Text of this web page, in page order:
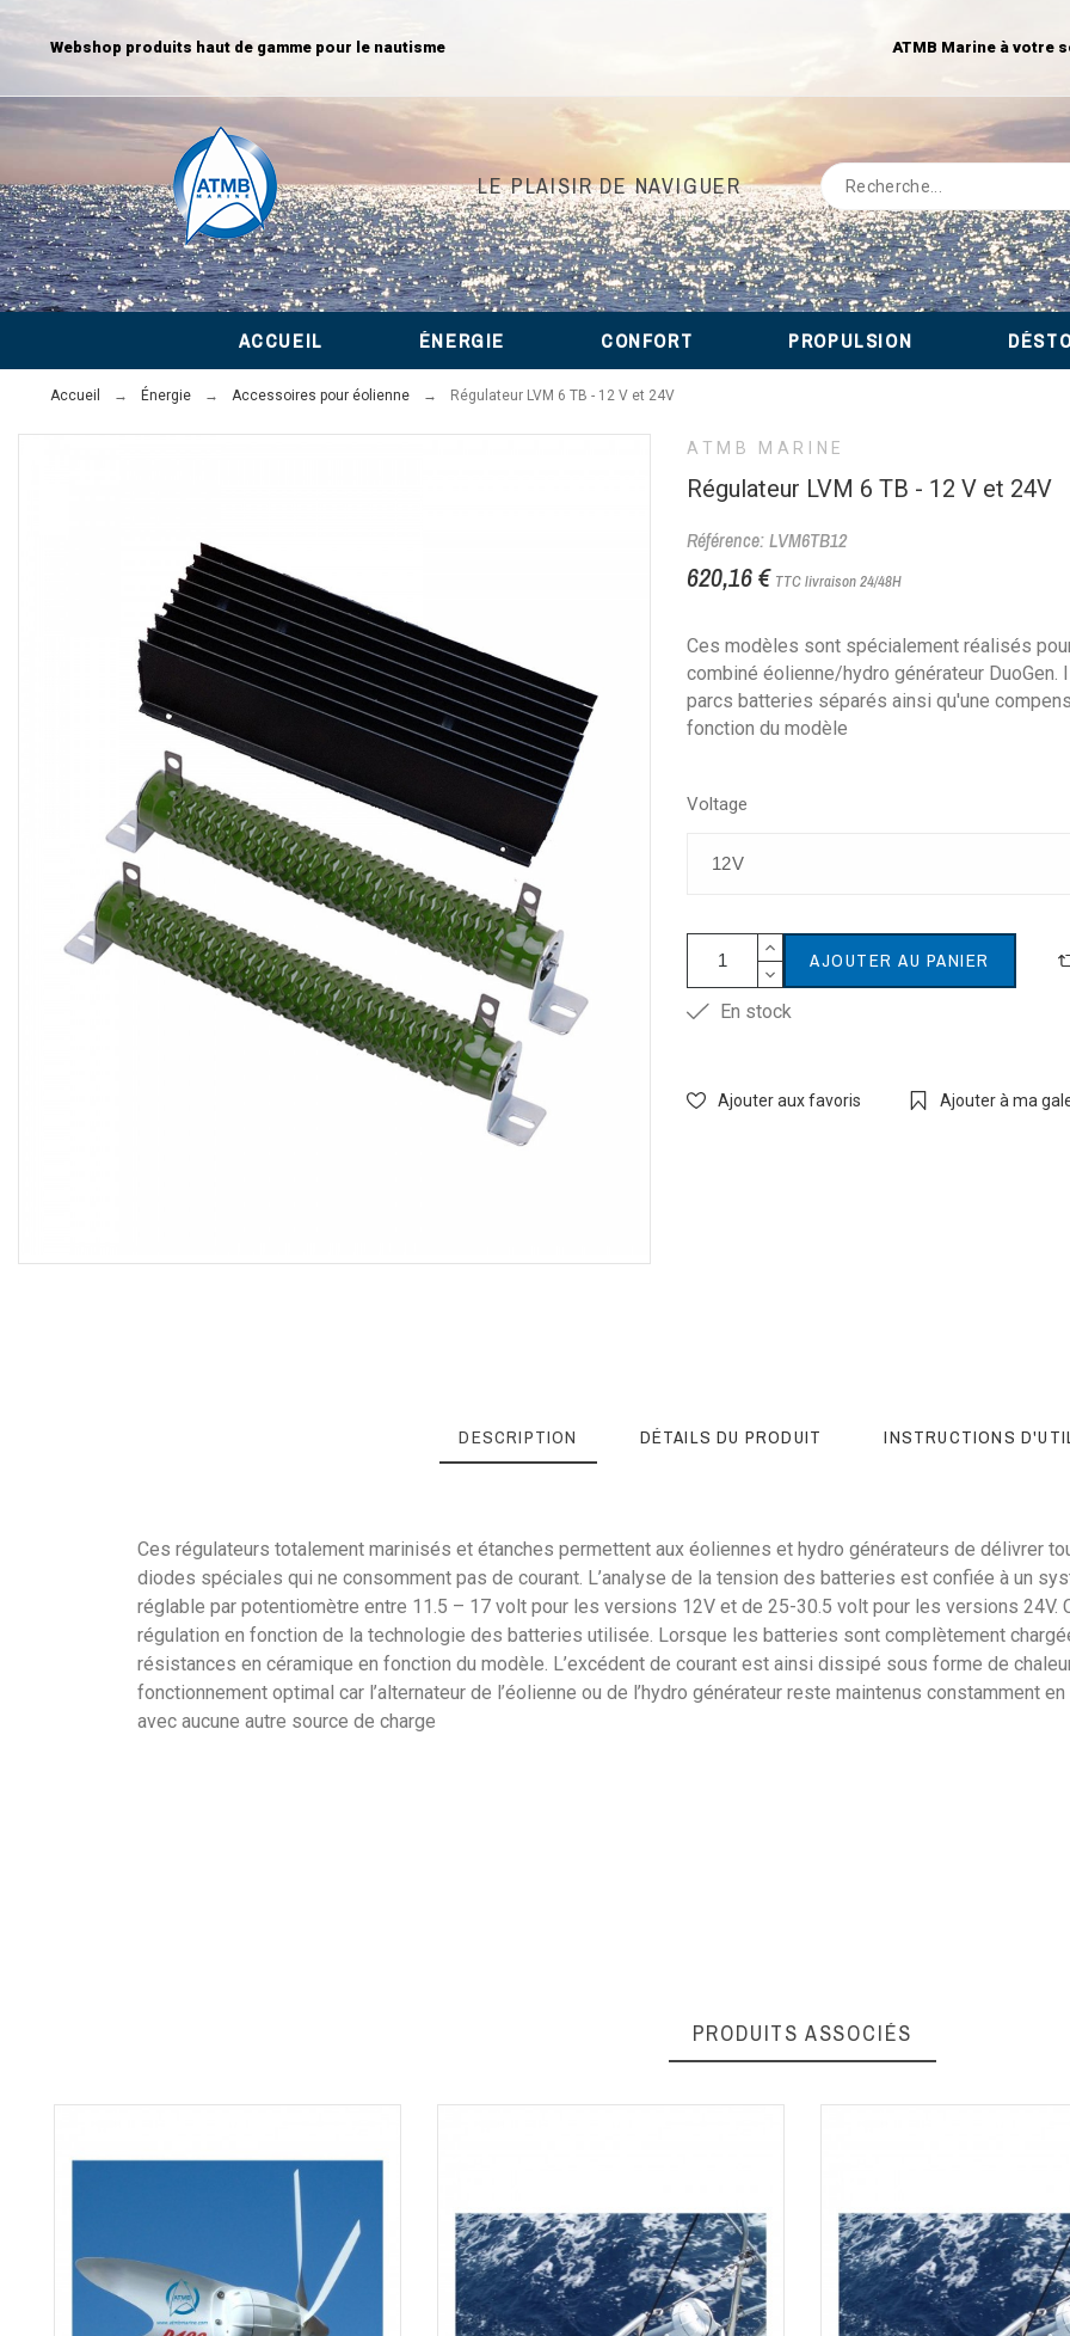
Webshop produits haut de gamme pour le nautisme ATMB Marine à votre
LE PLAISIR DE NAVIGUER
ACCUEIL ÉNERGIE CONFORT PROPULSION
Accueil Énergie Accessoires pour éolienne Régulateur LVM 6 TB - 12 V et 24V
ATMB MARINE
Régulateur LVM 6 TB - 12 V et 24V
Référence: LVM6TB12
620,16 € TTClivraison 24/48H
Ces modèles sont spécialement réalisés
combiné éolienne/hydro générateur
parcs batteries séparés ainsi qu'une
fonction du modèle
Voltage
AJOUTER AU PANIER
En stock
Ajouter aux favoris Ajouter à ma
DESCRIPTION DÉTAILS DU PRODUIT INSTRUCTIONS
Ces régulateurs totalement marinisés et étanches permettent aux éoliennes et hydro générateurs de délivrer
diodes spéciales qui ne consomment pas de courant. L’analyse de la tension des batteries est confiée à un
réglable par potentiomètre entre 11.5 – 17 volt pour les versions 12V et de 25-30.5 volt pour les versions 24V.
régulation en fonction de la technologie des batteries utilisée. Lorsque les batteries sont complètement
résistances en céramique en fonction du modèle. L’excédent de courant est ainsi dissipé sous forme de
fonctionnement optimal car l’alternateur de l’éolienne ou de l’hydro générateur reste maintenus constamment
avec aucune autre source de charge
Référence LVM6TB12
Poids
Notice LVM6TB
Notice LVM6TB
PRODUITS ASSOCIÉS